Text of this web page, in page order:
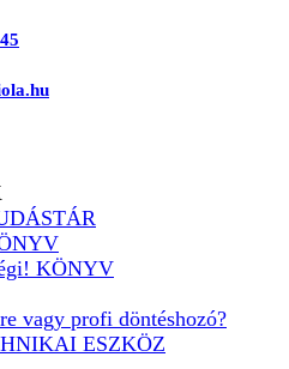
KÖNYV
vagy profi döntéshozó?
ESZKÖZ